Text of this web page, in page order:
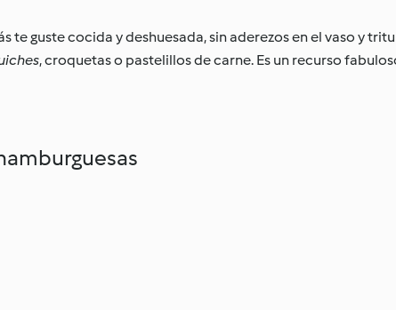
te guste cocida y deshuesada, sin aderezos en el vaso y
, croquetas o pastelillos de carne. Es un recurso